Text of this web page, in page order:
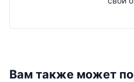
Вам также может